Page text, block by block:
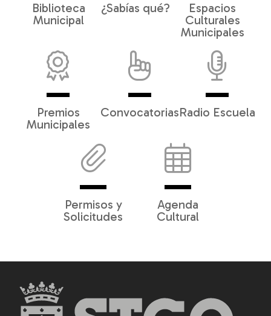
Biblioteca
Municipal
¿Sabías qué?
Espacios
Culturales
Municipales
Premios
Municipales
ConvocatoriasRadio Escuela
Permisos y
Solicitudes
Agenda
Cultural